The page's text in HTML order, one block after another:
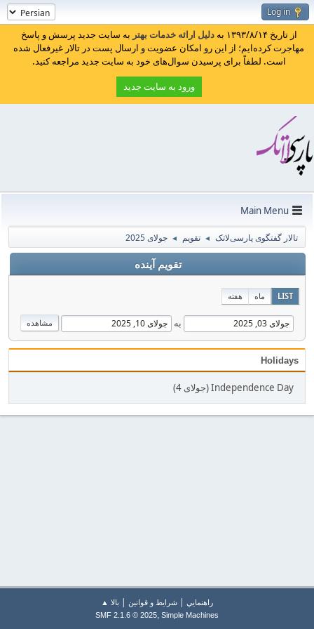
Log in
از تاریخ ۱۳۹۳/۸/۱۴ به دلیل ارائه خدمات بهتر به سایت جدید پرسش و پاسخ
مهاجرت کرده‌ایم؛ از این رو امکان عضویت و ارسال پست در تالار غیرفعال شده
است. لطفاً برای پرسیدن سوال‌های خود به سایت جدید مراجعه کنید.
ورود به سایت جدید
Main Menu
تالار گفتگوی پارسی‌لاتک ◄ تقویم ◄ جولای 2025
تقویم آینده
LIST ماه هفته
به
Holidays
Independence Day (جولای 4)
راهنمايي | شرایط و قوانین | بالا ▲
SMF 2.1.6 © 2025, Simple Machines